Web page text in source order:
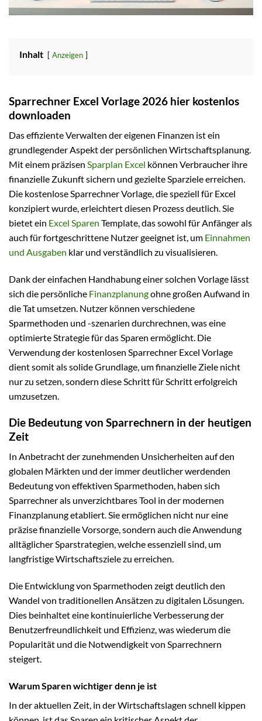
Inhalt Anzeigen
Sparrechner Excel Vorlage 2026 hier kostenlos
downloaden
Das effiziente Verwalten der eigenen Finanzen ist ein
grundlegender Aspekt der persönlichen Wirtschaftsplanung.
Mit einem präzisen Sparplan Excel können Verbraucher ihre
finanzielle Zukunft sichern und gezielte Sparziele erreichen.
Die kostenlose Sparrechner Vorlage, die speziell für Excel
konzipiert wurde, erleichtert diesen Prozess deutlich. Sie
bietet ein Excel Sparen Template, das sowohl für Anfänger als
auch für fortgeschrittene Nutzer geeignet ist, um Einnahmen
und Ausgaben klar und verständlich zu visualisieren.
Dank der einfachen Handhabung einer solchen Vorlage lässt
sich die persönliche Finanzplanungohne großen Aufwand in
die Tat umsetzen. Nutzer können verschiedene
Sparmethoden und -szenarien durchrechnen, was eine
optimierte Strategie für das Sparen ermöglicht. Die
Verwendung der kostenlosen Sparrechner Excel Vorlage
dient somit als solide Grundlage, um finanzielle Ziele nicht
nur zu setzen, sondern diese Schritt für Schritt erfolgreich
umzusetzen.
Die Bedeutung von Sparrechnern in der heutigen
Zeit
In Anbetracht der zunehmenden Unsicherheiten auf den
globalen Märkten und der immer deutlicher werdenden
Bedeutung von effektiven Sparmethoden, haben sich
Sparrechner als unverzichtbares Tool in der modernen
Finanzplanung etabliert. Sie ermöglichen nicht nur eine
präzise finanzielle Vorsorge, sondern auch die Anwendung
alltäglicher Sparstrategien, welche essenziell sind, um
langfristige Wirtschaftsziele zu erreichen.
Die Entwicklung von Sparmethoden zeigt deutlich den
Wandel von traditionellen Ansätzen zu digitalen Lösungen.
Dies beinhaltet eine kontinuierliche Verbesserung der
Benutzerfreundlichkeit und Effizienz, was wiederum die
Popularität und die Notwendigkeit von Sparrechnern
steigert.
Warum Sparen wichtiger denn je ist
In der aktuellen Zeit, in der Wirtschaftslagen schnell kippen